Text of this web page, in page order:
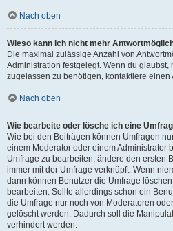
Nach oben
Wieso kann ich nicht mehr
Die maximal zulässige Anzahl von
Administration festgelegt. Wenn du glaubst,
zugelassen zu benötigen, kontaktiere einen
Nach oben
Wie bearbeite oder lösche ich eine
Wie bei den Beiträgen können Umfragen
einem Moderator oder einem Administrator
Umfrage zu bearbeiten, ändere den ersten
immer mit der Umfrage verknüpft. Wenn
dann können Benutzer die Umfrage
bearbeiten. Sollte allerdings schon ein
die Umfrage nur noch von Moderatoren
gelöscht werden. Dadurch soll die
verhindert werden.